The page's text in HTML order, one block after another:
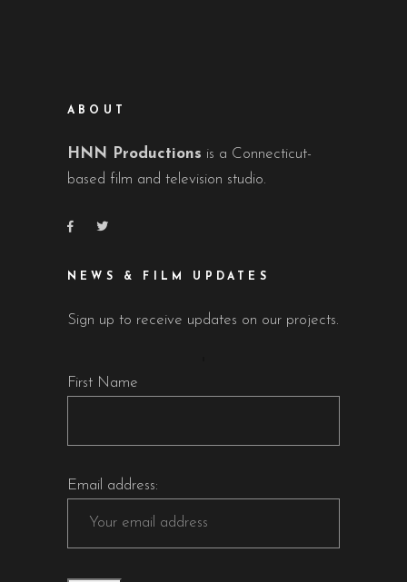
ABOUT
HNN Productions is a Connecticut-
based film and television studio.
NEWS & FILM UPDATES
Sign up to receive updates on our projects.
First Name
Email address: